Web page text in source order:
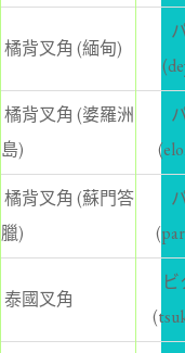
橘背叉角 (緬甸)
橘背叉角 (婆羅洲
島)
橘背叉角 (蘇門答
臘)
泰國叉角